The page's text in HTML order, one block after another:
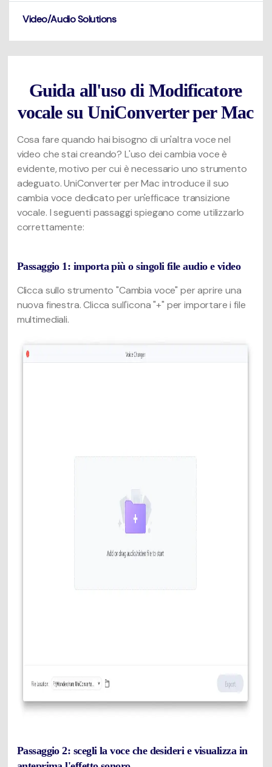
Video/Audio Solutions
Guida all'uso di Modificatore
vocale su UniConverter per Mac
Cosa fare quando hai bisogno di un'altra voce nel
video che stai creando? L'uso dei cambia voce è
evidente, motivo per cui è necessario uno strumento
adeguato. UniConverter per Mac introduce il suo
cambia voce dedicato per un'efficace transizione
vocale. I seguenti passaggi spiegano come utilizzarlo
correttamente:
Passaggio 1: importa più o singoli file audio e video
Clicca sullo strumento "Cambia voce" per aprire una
nuova finestra. Clicca sull'icona "+" per importare i file
multimediali.
Passaggio 2: scegli la voce che desideri e visualizza in